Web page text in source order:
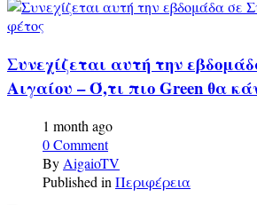
Συνεχίζεται αυτή την
Αιγαίου – Ό,τι πιο Green θα
1 month ago
0 Comment
By AigaioTV
Published in Περιφέρεια